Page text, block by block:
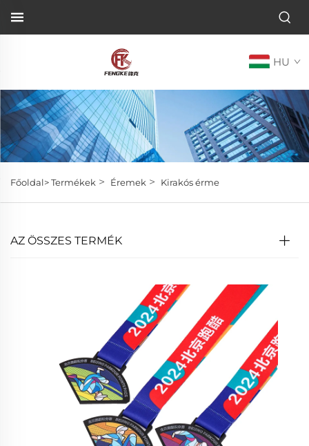
HU
Főoldal>Termékek > Éremek > Kirakós érme
AZ ÖSSZES TERMÉK